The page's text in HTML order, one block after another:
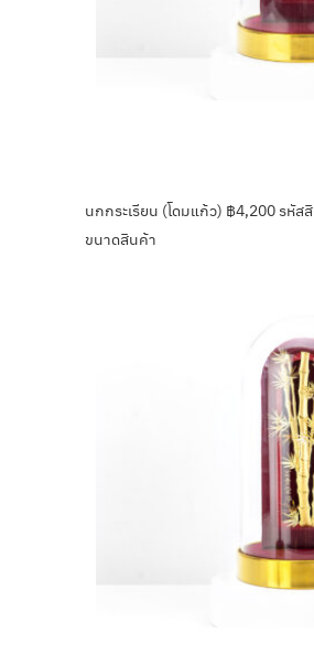
นกกระเรียน (โดมแก้ว) ฿4,200 ร
ขนาดสินค้า